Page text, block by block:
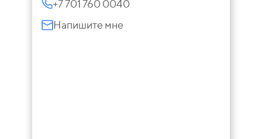
+7 701 760 0040
Напишите мне